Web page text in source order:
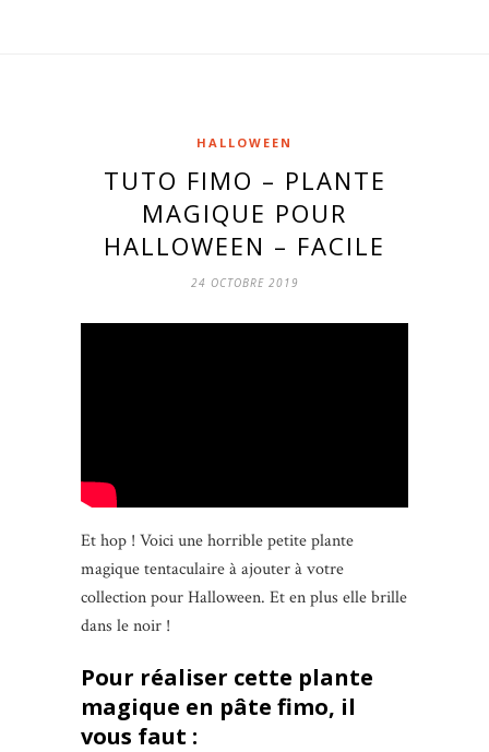
HALLOWEEN
TUTO FIMO – PLANTE
MAGIQUE POUR
HALLOWEEN – FACILE
24 OCTOBRE 2019
Et hop ! Voici une horrible petite plante
magique tentaculaire à ajouter à votre
collection pour Halloween. Et en plus elle brille
dans le noir !
Pour réaliser cette plante
magique en pâte fimo, il
vous faut :